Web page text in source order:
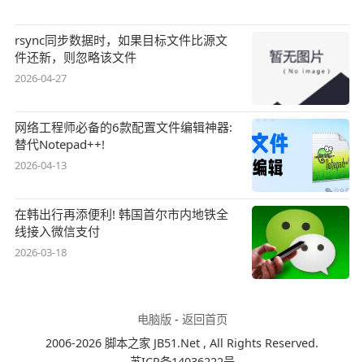
rsync同步数据时，如果目标文件比源文
件还新，则忽略该文件
2026-04-27
网络工程师必备的6款配置文件编辑神器:
替代Notepad++!
2026-04-13
在韩出行再添便利! 韩国首尔市内地铁全
线接入微信支付
2026-03-18
电脑版- 返回首页
2006-2026 脚本之家 JB51.Net , All Rights Reserved.